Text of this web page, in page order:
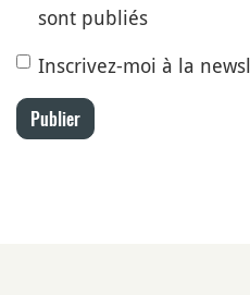
sont publiés
Inscrivez-moi à la
Publier